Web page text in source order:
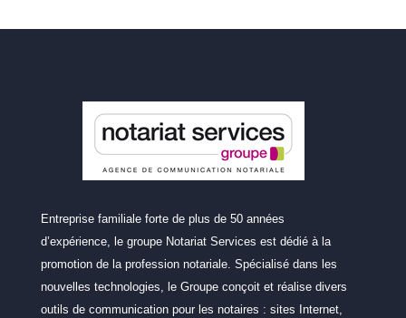
Entreprise familiale forte de plus de 50 années
d’expérience, le groupe Notariat Services est dédié à la
promotion de la profession notariale. Spécialisé dans les
nouvelles technologies, le Groupe conçoit et réalise divers
outils de communication pour les notaires : sites Internet,